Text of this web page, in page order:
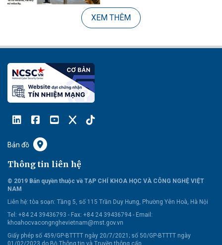
XEM THÊM
Bản đồ
Thông tin liên hệ
© 2019 Bản quyền thuộc về TẠP CHÍ KHOA HỌC VÀ CÔNG NGHỆ VIỆT
NAM
Liên hệ: tòa soạn: Tầng 5, số 115 Trần Duy Hưng, Phường Yên Hoà, Hà Nội
Tel: +84 24 39436793 - Fax: +84 24 39436794 - Email:
khoahocvacongnghevietnam@mst.gov.vn
Giấy phép số 459/GP-BTTTT ngày 20/7/2021; số 50/GP-BTTTT ngày
01/02/2023 do Bộ Thông tin và Truyền thông cấp